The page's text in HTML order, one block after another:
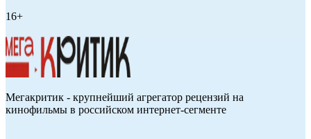
16+
Мегакритик - крупнейший агрегатор рецензий на
кинофильмы в российском интернет-сегменте